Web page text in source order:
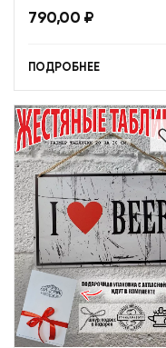
790,00 ₽
ПОДРОБНЕЕ